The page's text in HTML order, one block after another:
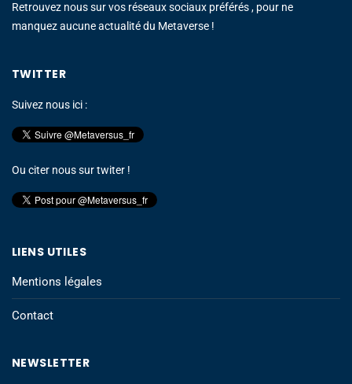
Retrouvez nous sur vos réseaux sociaux préférés , pour ne
manquez aucune actualité du Metaverse !
TWITTER
Suivez nous ici :
Ou citer nous sur twiter !
LIENS UTILES
Mentions légales
Contact
NEWSLETTER